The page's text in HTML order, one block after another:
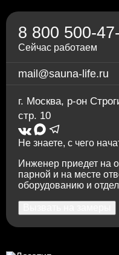
8 800 500-
Сейчас работаем
mail@sauna-life.ru
г. Москва, р-он
стр. 10
Не знаете, с чего
Инженер приедет на
парной и на месте
оборудованию и